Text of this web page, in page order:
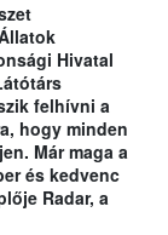
Hivatal
felhívni a
hogy minden
Már maga a
és kedvenc
Radar, a